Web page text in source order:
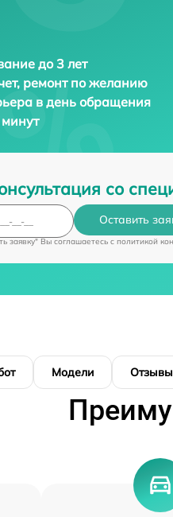
до 3 лет
ремонт по желанию
в день обращения
со
Оставить
заявку" Вы соглашаетесь c политикой
Модели Отзывы